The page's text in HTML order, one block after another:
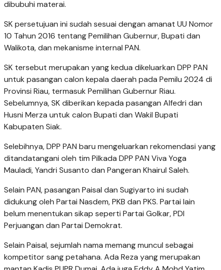
dibubuhi materai.
SK persetujuan ini sudah sesuai dengan amanat UU Nomor
10 Tahun 2016 tentang Pemilihan Gubernur, Bupati dan
Walikota, dan mekanisme internal PAN.
SK tersebut merupakan yang kedua dikeluarkan DPP PAN
untuk pasangan calon kepala daerah pada Pemilu 2024 di
Provinsi Riau, termasuk Pemilihan Gubernur Riau.
Sebelumnya, SK diberikan kepada pasangan Alfedri dan
Husni Merza untuk calon Bupati dan Wakil Bupati
Kabupaten Siak.
Selebihnya, DPP PAN baru mengeluarkan rekomendasi yang
ditandatangani oleh tim Pilkada DPP PAN Viva Yoga
Mauladi, Yandri Susanto dan Pangeran Khairul Saleh.
Selain PAN, pasangan Paisal dan Sugiyarto ini sudah
didukung oleh Partai Nasdem, PKB dan PKS. Partai lain
belum menentukan sikap seperti Partai Golkar, PDI
Perjuangan dan Partai Demokrat.
Selain Paisal, sejumlah nama memang muncul sebagai
kompetitor sang petahana. Ada Reza yang merupakan